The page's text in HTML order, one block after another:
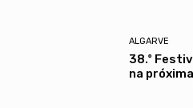
ALGARVE
38.º
na